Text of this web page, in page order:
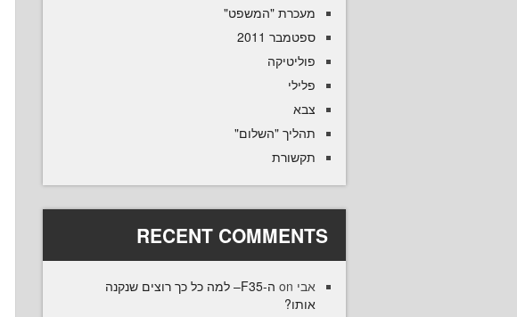
מעכרת "המשפט"
ספטמבר 2011
פוליטיקה
פלילי
צבא
תהליך "השלום"
תקשורת
RECENT COMMENTS
אבי
ה-F35– למה כל כך רוצים שנקנה
אותו?